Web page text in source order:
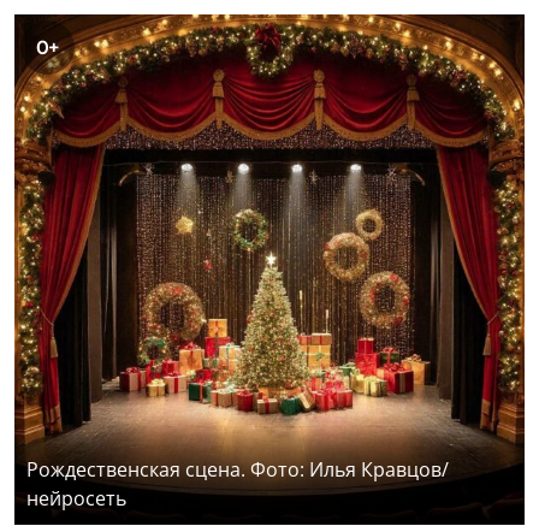
0+
Рождественская сцена. Фото: Илья Кравцов/
нейросеть